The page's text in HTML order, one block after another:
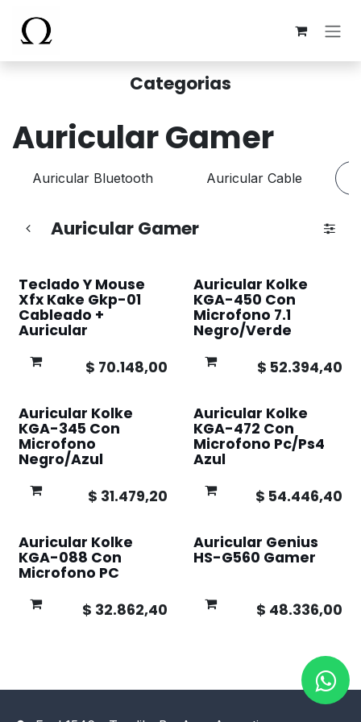
Categorias
Auricular Gamer
Auricular Bluetooth Auricular Cable
Auricular Gamer
Teclado Y Mouse
Xfx Kake Gkp-01
Cableado +
Auricular
$ 70.148,00
Auricular Kolke
KGA-450 Con
Microfono 7.1
Negro/Verde
$ 52.394,40
Auricular Kolke
KGA-345 Con
Microfono
Negro/Azul
$ 31.479,20
Auricular Kolke
KGA-472 Con
Microfono Pc/Ps4
Azul
$ 54.446,40
Auricular Kolke
KGA-088 Con
Microfono PC
$ 32.862,40
Auricular Genius
HS-G560 Gamer
$ 48.336,00